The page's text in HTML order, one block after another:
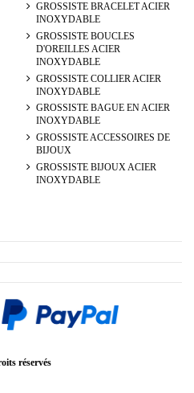
GROSSISTE BRACELET ACIER
INOXYDABLE
GROSSISTE BOUCLES
D'OREILLES ACIER
INOXYDABLE
GROSSISTE COLLIER ACIER
INOXYDABLE
GROSSISTE BAGUE EN ACIER
INOXYDABLE
GROSSISTE ACCESSOIRES DE
BIJOUX
GROSSISTE BIJOUX ACIER
INOXYDABLE
réservés